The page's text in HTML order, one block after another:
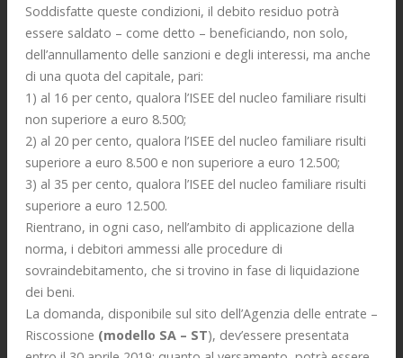
Soddisfatte queste condizioni, il debito residuo potrà
essere saldato – come detto – beneficiando, non solo,
dell’annullamento delle sanzioni e degli interessi, ma anche
di una quota del capitale, pari:
1) al 16 per cento, qualora l’ISEE del nucleo familiare risulti
non superiore a euro 8.500;
2) al 20 per cento, qualora l’ISEE del nucleo familiare risulti
superiore a euro 8.500 e non superiore a euro 12.500;
3) al 35 per cento, qualora l’ISEE del nucleo familiare risulti
superiore a euro 12.500.
Rientrano, in ogni caso, nell’ambito di applicazione della
norma, i debitori ammessi alle procedure di
sovraindebitamento, che si trovino in fase di liquidazione
dei beni.
La domanda, disponibile sul sito dell’Agenzia delle entrate –
Riscossione (modello SA – ST), dev’essere presentata